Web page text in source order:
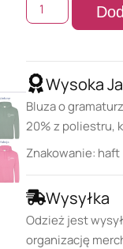
Wysoka
Bluza o
20% z poliestru,
Znakowanie: haft
Wysyłka
Odzież jest
organizację